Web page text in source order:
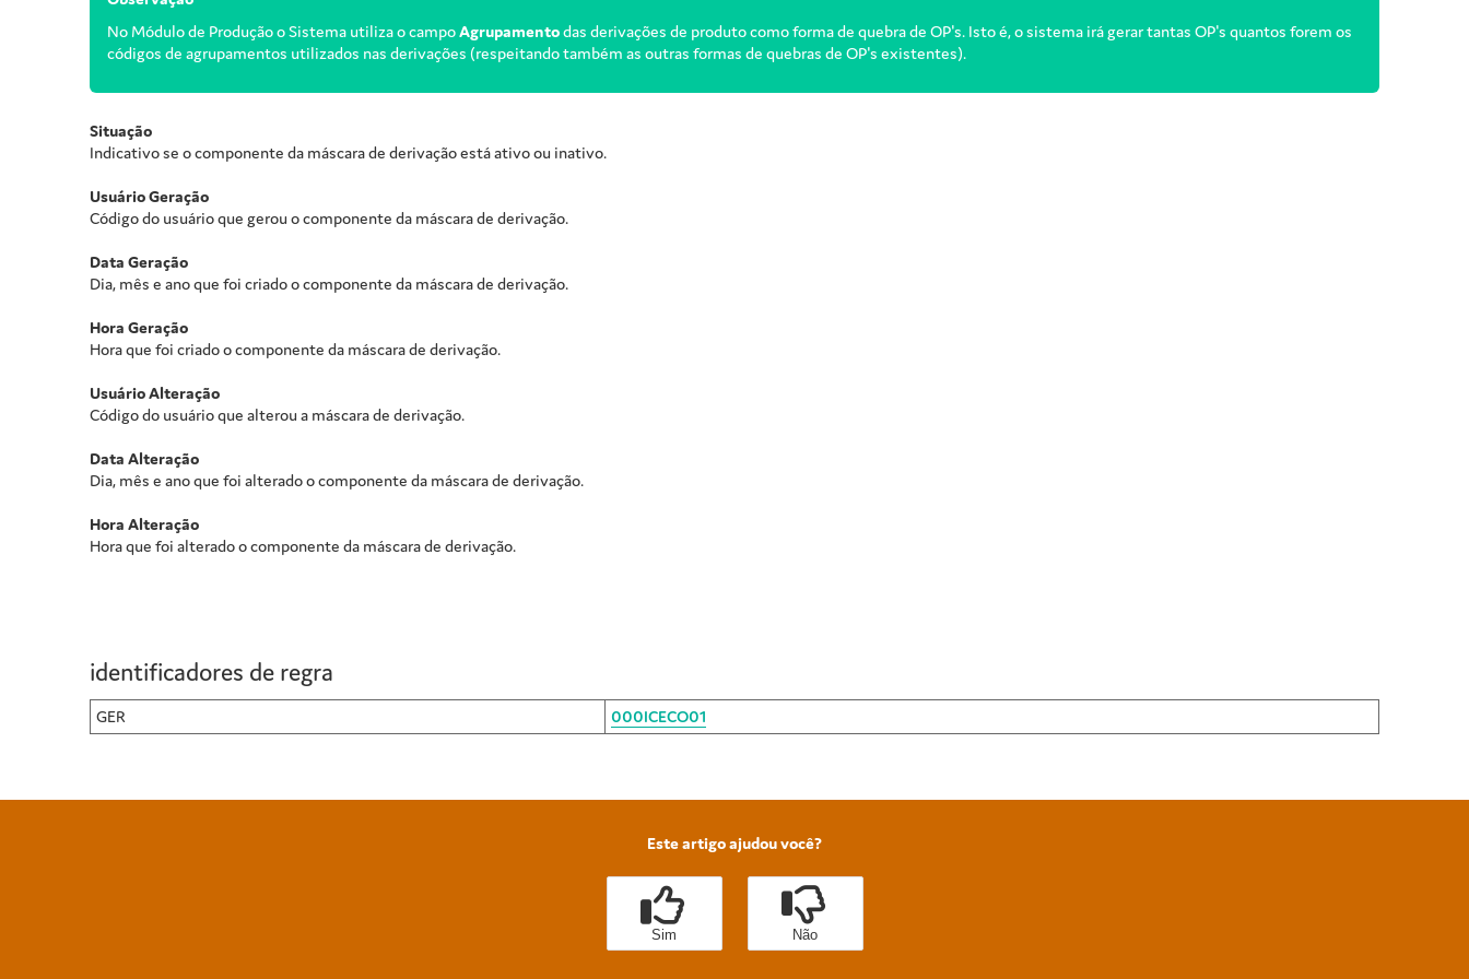
No Módulo de Produção o Sistema utiliza o campoAgrupamentodas derivações de produto como forma de quebra de OP's. Isto é, o sistema irá gerar tantas OP's quantos forem os
códigos de agrupamentos utilizados nas derivações (respeitando também as outras formas de quebras de OP's existentes).
Situação
Indicativo se o componente da máscara de derivação está ativo ou inativo.
Usuário Geração
Código do usuário que gerou o componente da máscara de derivação.
Data Geração
Dia, mês e ano que foi criado o componente da máscara de derivação.
Hora Geração
Hora que foi criado o componente da máscara de derivação.
Usuário Alteração
Código do usuário que alterou a máscara de derivação.
Data Alteração
Dia, mês e ano que foi alterado o componente da máscara de derivação.
Hora Alteração
Hora que foi alterado o componente da máscara de derivação.
identificadores de regra
GER 000ICECO01
Este artigo ajudou você?
Sim Não